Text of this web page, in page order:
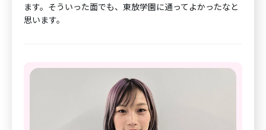
ます。そういった面でも、東放学園に通ってよかったなと
思います。